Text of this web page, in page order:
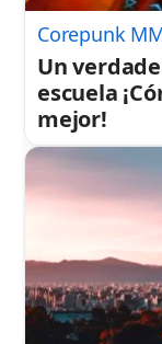
Corepunk
Un
escuela
mejor!